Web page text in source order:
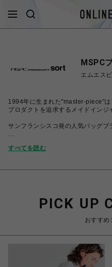
MSPC
エムエス
1994年に生まれた"master-piece"
プロダクトを追求するメイドインジ
サンフランシスコ発の人気バッグブ
厳選したアパレルセレクトを行って
絡ください。
すべてを読む
PICK UP
おすすめ